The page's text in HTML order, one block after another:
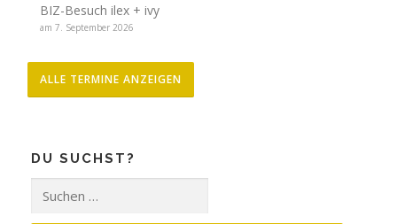
BIZ-Besuch ilex + ivy
am 7. September 2026
ALLE TERMINE ANZEIGEN
DU SUCHST?
nach: